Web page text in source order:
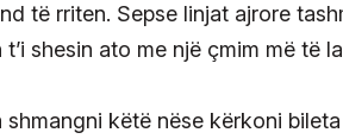
të rriten. Sepse linjat ajrore
shesin ato me një çmim më të
shmangni këtë nëse kërkoni